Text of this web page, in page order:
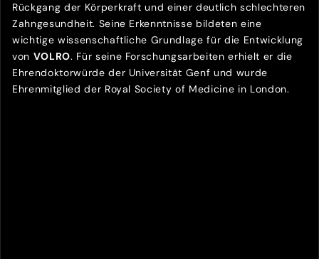
Rückgang der Körperkraft und einer deutlich schlechteren
Zahngesundheit. Seine Erkenntnisse bildeten eine
wichtige wissenschaftliche Grundlage für die Entwicklung
von VOLRO. Für seine Forschungsarbeiten erhielt er die
Ehrendoktorwürde der Universität Genf und wurde
Ehrenmitglied der Royal Society of Medicine in London.